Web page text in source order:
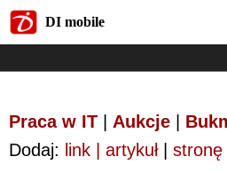
DI mobile
Praca w IT Aukcje
Dodaj: link | artykuł| stronę
DI mobile